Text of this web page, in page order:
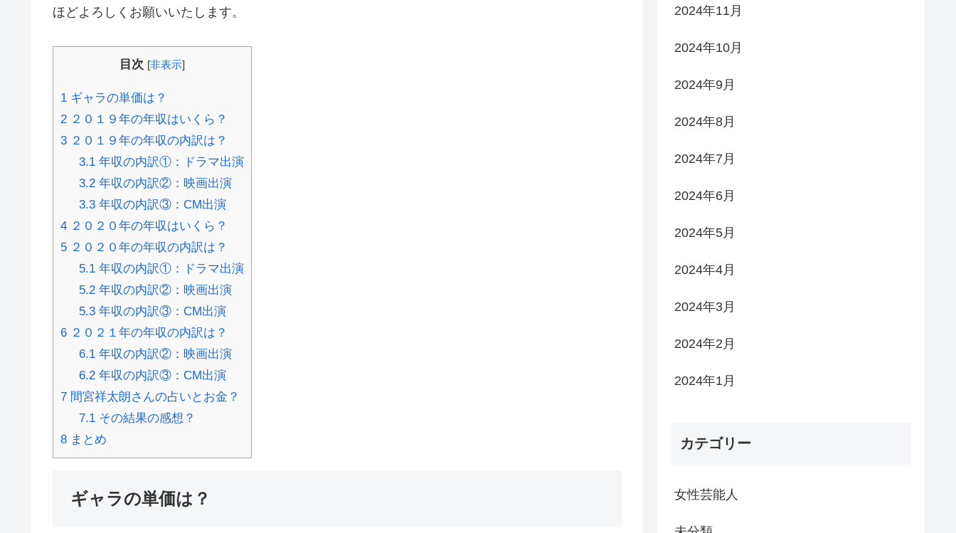
ほどよろしくお願いいたします。
目次 [非表示]
1 ギャラの単価は？
2 ２０１９年の年収はいくら？
3 ２０１９年の年収の内訳は？
3.1年収の内訳①：ドラマ出演
3.2年収の内訳②：映画出演
3.3年収の内訳③：CM出演
4 ２０２０年の年収はいくら？
5 ２０２０年の年収の内訳は？
5.1年収の内訳①：ドラマ出演
5.2年収の内訳②：映画出演
5.3年収の内訳③：CM出演
6 ２０２１年の年収の内訳は？
6.1年収の内訳②：映画出演
6.2年収の内訳③：CM出演
7 間宮祥太朗さんの占いとお金？
7.1その結果の感想？
8 まとめ
ギャラの単価は？
2024年11月
2024年10月
2024年9月
2024年8月
2024年7月
2024年6月
2024年5月
2024年4月
2024年3月
2024年2月
2024年1月
カテゴリー
女性芸能人